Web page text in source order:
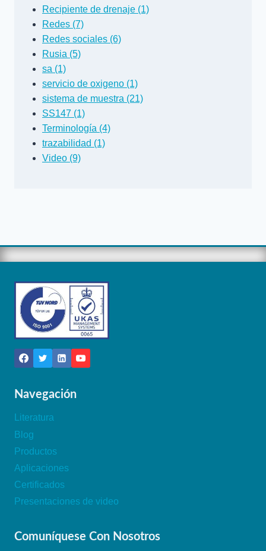
Recipiente de drenaje (1)
Redes (7)
Redes sociales (6)
Rusia (5)
sa (1)
servicio de oxigeno (1)
sistema de muestra (21)
SS147 (1)
Terminología (4)
trazabilidad (1)
Video (9)
Navegación
Literatura
Blog
Productos
Aplicaciones
Certificados
Presentaciones de video
Comuníquese Con Nosotros